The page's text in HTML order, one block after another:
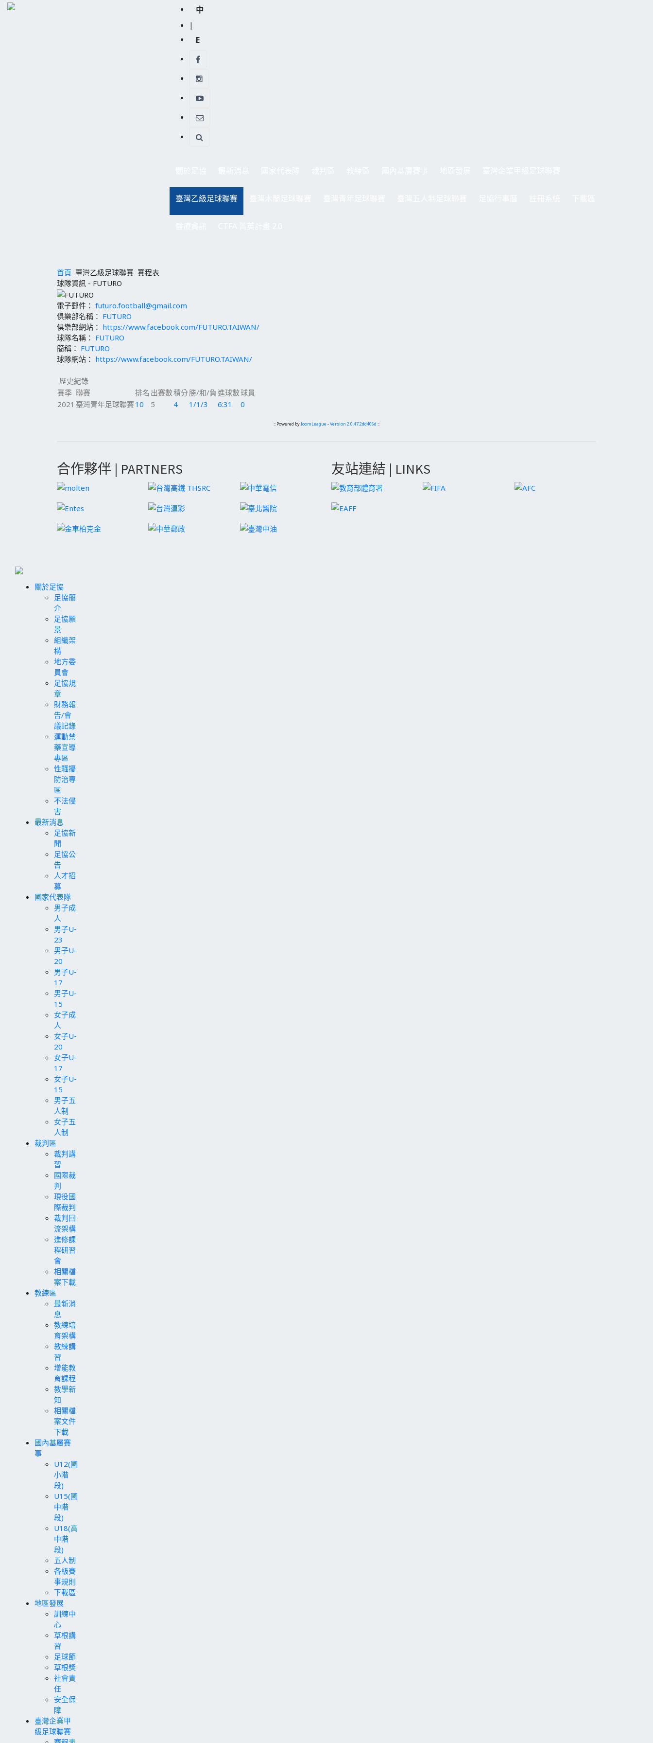
中
|
E
臺灣乙級足球聯賽
首頁 臺灣乙級足球聯賽 賽程表
球隊資訊 - FUTURO
電子郵件： futuro.football@gmail.com
俱樂部名稱： FUTURO
俱樂部網站： https://www.facebook.com/FUTURO.TAIWAN/
球隊名稱： FUTURO
簡稱： FUTURO
球隊網站： https://www.facebook.com/FUTURO.TAIWAN/
歷史紀錄
賽季 聯賽 排名 出賽數積分勝/和/負 進球數球員
2021 臺灣青年足球聯賽 10 5 4 1/1/3 6:31 0
:: Powered by JoomLeague -Version 2.0.47.2dd406d ::
合作夥伴 | PARTNERS 友站連結 | LINKS
關於足協
足協簡
介
足協願
景
組織架
構
地方委
員會
足協規
章
財務報
告/會
議記錄
運動禁
藥宣導
專區
性騷擾
防治專
區
不法侵
害
最新消息
足協新
聞
足協公
告
人才招
募
國家代表隊
男子成
人
男子U-
23
男子U-
20
男子U-
17
男子U-
15
女子成
人
女子U-
20
女子U-
17
女子U-
15
男子五
人制
女子五
人制
裁判區
裁判講
習
國際裁
判
現役國
際裁判
裁判回
流架構
進修課
程研習
會
相關檔
案下載
教練區
最新消
息
教練培
育架構
教練講
習
增能教
育課程
教學新
知
相關檔
案文件
下載
國內基層賽
事
U12(國
小階
段)
U15(國
中階
段)
U18(高
中階
段)
五人制
各級賽
事規則
下載區
地區發展
訓練中
心
草根講
習
足球節
草根獎
社會責
任
安全保
障
臺灣企業甲
級足球聯賽